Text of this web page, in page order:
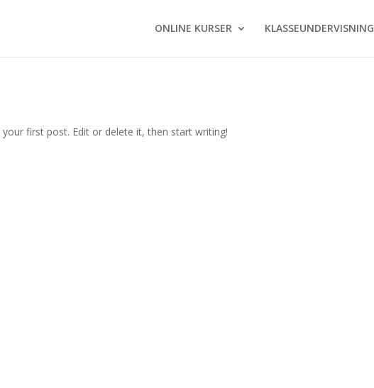
ONLINE KURSER KLASSEUNDERVISNING
first post. Edit or delete it, then start writing!